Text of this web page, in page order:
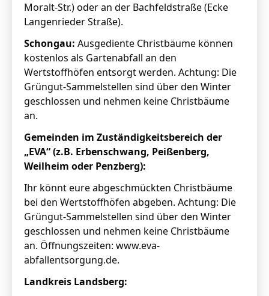
Moralt-Str.) oder an der Bachfeldstraße (Ecke
Langenrieder Straße).
Schongau: Ausgediente Christbäume können
kostenlos als Gartenabfall an den
Wertstoffhöfen entsorgt werden. Achtung: Die
Grüngut-Sammelstellen sind über den Winter
geschlossen und nehmen keine Christbäume
an.
Gemeinden im Zuständigkeitsbereich der
„EVA“ (z.B. Erbenschwang, Peißenberg,
Weilheim oder Penzberg):
Ihr könnt eure abgeschmückten Christbäume
bei den Wertstoffhöfen abgeben. Achtung: Die
Grüngut-Sammelstellen sind über den Winter
geschlossen und nehmen keine Christbäume
an. Öffnungszeiten: www.eva-
abfallentsorgung.de.
Landkreis Landsberg: